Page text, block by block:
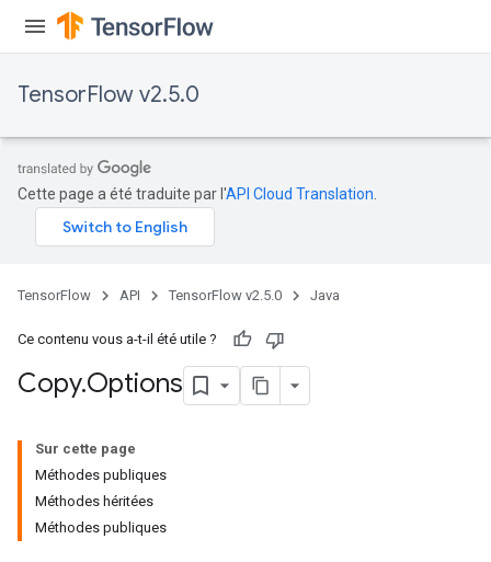
TensorFlow v2.5.0
Cette page a été traduite par l'API Cloud Translation
TensorFlow API TensorFlow v2.5.0 Java
Ce contenu vous a-t-il été utile ?
Copy.Options
Sur cette page
Méthodes publiques
Méthodes héritées
Méthodes publiques